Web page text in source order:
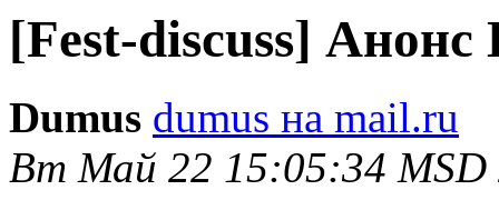
[Fest-discuss] Анонс
Dumus dumus на mail.ru
Вт Май 22 15:05:34 MSD